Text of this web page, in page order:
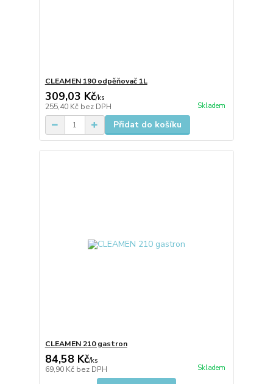
CLEAMEN 190 odpěňovač 1L
309,03 Kč/ks
255,40 Kč bez DPH Skladem
Přidat do košíku
CLEAMEN 210 gastron
84,58 Kč/ks
69,90 Kč bez DPH Skladem